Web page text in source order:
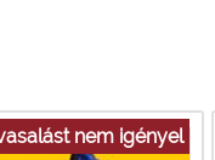
nem igényel